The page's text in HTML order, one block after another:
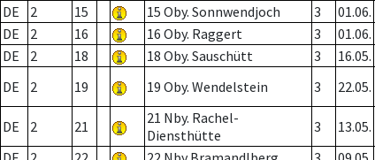
DE
2 15 15 Oby. Sonnwendjoch 3 01.06.
DE
2 16 16 Oby. Raggert 3 01.06.
DE
2 18 18 Oby. Sauschütt 3 16.05.
DE
2 19 19 Oby. Wendelstein 3 22.05.
DE 2 21
21 Nby. Rachel-
Diensthütte
3 13.05.